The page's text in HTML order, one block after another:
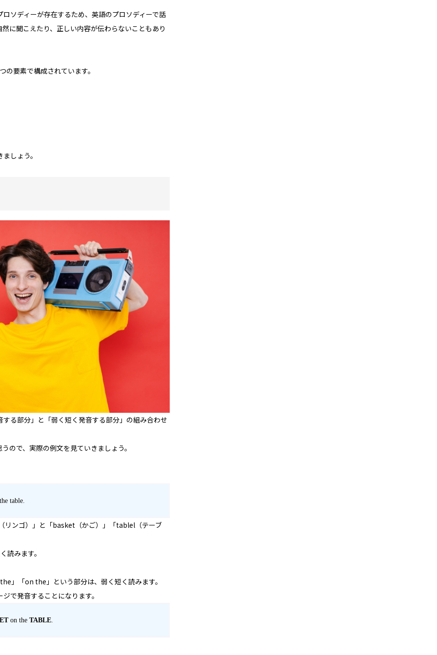
ソディーが存在するため、英語のプロソディーで話
に聞こえたり、正しい内容が伝わらないこともあり
の要素で構成されています。
しょう。
る部分」と「弱く短く発音する部分」の組み合わせ
ので、実際の例文を見ていきましょう。
table.
リンゴ）」と「basket（かご）」「tablel（テーブ
読みます。
」「on the」という部分は、弱く短く読みます。
で発音することになります。
on the TABLE.